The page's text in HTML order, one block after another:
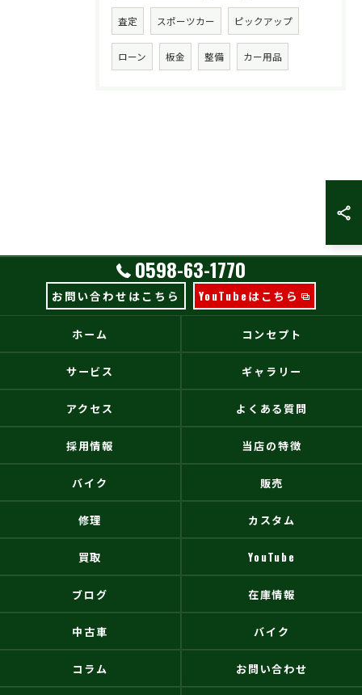
査定 スポーツカー ピックアップ
ローン 板金 整備 カー用品
0598-63-1770
お問い合わせはこちら YouTubeはこちら
ホーム コンセプト
サービス ギャラリー
アクセス よくある質問
採用情報 当店の特徴
バイク 販売
修理 カスタム
買取 YouTube
ブログ 在庫情報
中古車 バイク
コラム お問い合わせ